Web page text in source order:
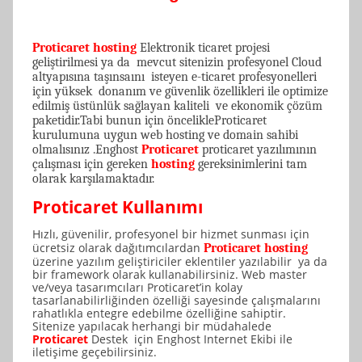
Proticaret hosting Elektronik ticaret projesi
geliştirilmesi ya da mevcut sitenizin profesyonel Cloud
altyapısına taşınsaını isteyen e-ticaret profesyonelleri
için yüksek donanım ve güvenlik özellikleri ile optimize
edilmiş üstünlük sağlayan kaliteli ve ekonomik çözüm
paketidir.Tabi bunun için öncelikleProticaret
kurulumuna uygun web hosting ve domain sahibi
olmalısınız .Enghost Proticaret proticaret yazılımının
çalışması için gereken hosting gereksinimlerini tam
olarak karşılamaktadır.
Proticaret Kullanımı
Hızlı, güvenilir, profesyonel bir hizmet sunması için
ücretsiz olarak dağıtımcılardan Proticaret hosting
üzerine yazılım geliştiriciler eklentiler yazılabilir ya da
bir framework olarak kullanabilirsiniz. Web master
ve/veya tasarımcıları Proticaret’in kolay
tasarlanabilirliğinden özelliği sayesinde çalışmalarını
rahatlıkla entegre edebilme özelliğine sahiptir.
Sitenize yapılacak herhangi bir müdahalede
Proticaret Destek için Enghost Internet Ekibi ile
iletişime geçebilirsiniz.